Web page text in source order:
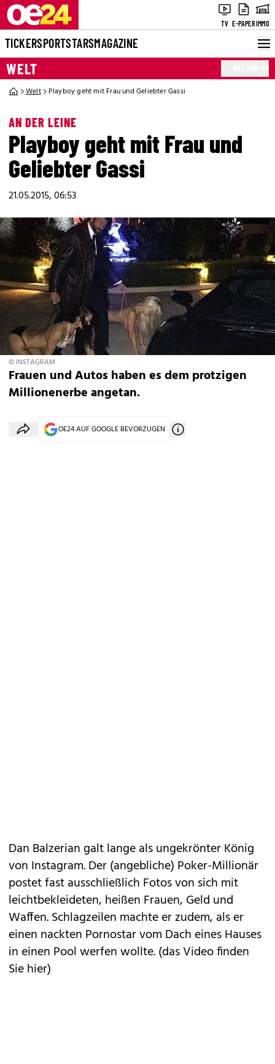
TV E-PAPERIMMO
TICKERSPORTSTARSMAGAZINE
WELT
Welt Playboy geht mit Frau und Geliebter Gassi
AN DER LEINE
Playboy geht mit Frau und
Geliebter Gassi
21.05.2015, 06:53
© INSTAGRAM
Frauen und Autos haben es dem protzigen
Millionenerbe angetan.
OE24 AUF GOOGLE BEVORZUGEN
Dan Balzerian galt lange als ungekrönter König
von Instagram. Der (angebliche) Poker-Millionär
postet fast ausschließlich Fotos von sich mit
leichtbekleideten, heißen Frauen, Geld und
Waffen. Schlagzeilen machte er zudem, als er
einen nackten Pornostar vom Dach eines Hauses
in einen Pool werfen wollte. (das Video finden
Sie hier)